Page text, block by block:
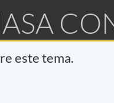
este tema.